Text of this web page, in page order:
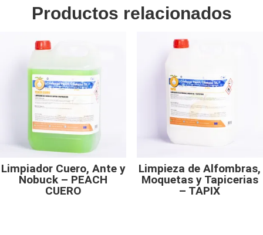
Productos relacionados
Limpiador Cuero, Ante y
Nobuck – PEACH
CUERO
Limpieza de Alfombras,
Moquetas y Tapicerias
– TAPIX